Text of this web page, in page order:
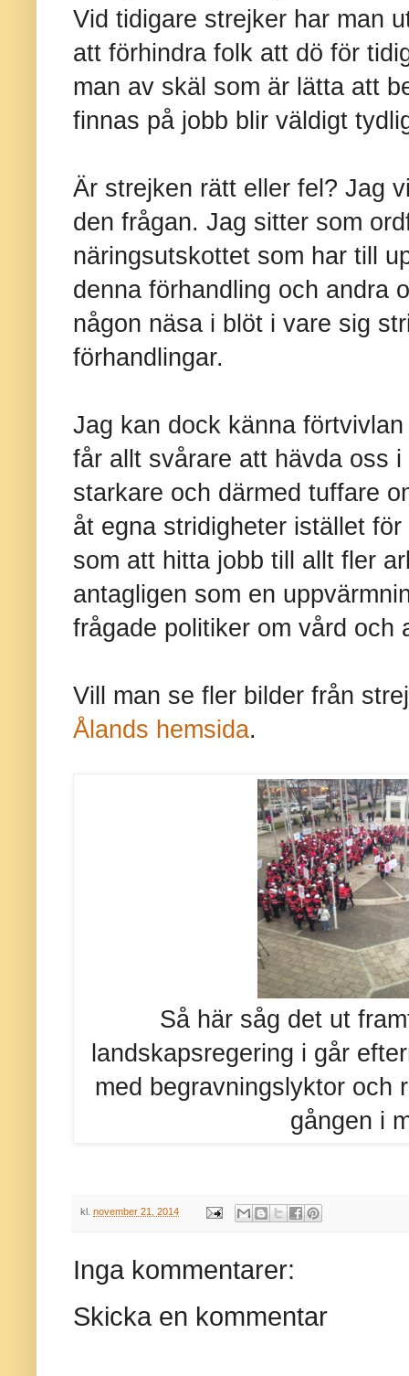
Vid tidigare strejker har man
att förhindra folk att dö för
man av skäl som är lätta att
finnas på jobb blir väldigt
Är strejken rätt eller fel? Jag
den frågan. Jag sitter som
näringsutskottet som har till
denna förhandling och andra
någon näsa i blöt i vare sig
förhandlingar.
Jag kan dock känna
får allt svårare att hävda oss
starkare och därmed tuffare
åt egna stridigheter istället
som att hitta jobb till allt fler
antagligen som en
frågade politiker om vård och
Vill man se fler bilder från
Ålands hemsida.
Så här såg det ut
landskapsregering i går
med begravningslyktor och
gången i
kl. november 21, 2014
Inga kommentarer:
Skicka en kommentar